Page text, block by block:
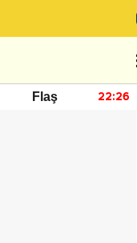
Flaş 22:26